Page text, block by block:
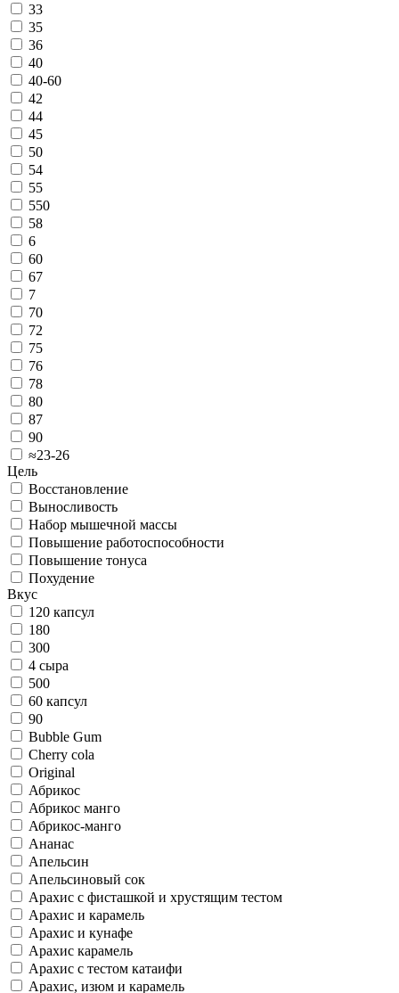
33
35
36
40
40-60
42
44
45
50
54
55
550
58
6
60
67
7
70
72
75
76
78
80
87
90
≈23-26
Цель
Восстановление
Выносливость
Набор мышечной массы
Повышение работоспособности
Повышение тонуса
Похудение
Вкус
120 капсул
180
300
4 сыра
500
60 капсул
90
Bubble Gum
Cherry cola
Original
Абрикос
Абрикос манго
Абрикос-манго
Ананас
Апельсин
Апельсиновый сок
Арахис c фисташкой и хрустящим тестом
Арахис и карамель
Арахис и кунафе
Арахис карамель
Арахис с тестом катаифи
Арахис, изюм и карамель